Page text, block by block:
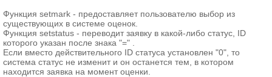
Функция setmark - предоставляет пользователю выбор из
существующих в системе оценок.
Функция setstatus - переводит заявку в какой-либо статус, ID
которого указан после знака "=" .
Если вместо действительного ID статуса установлен "0", то
система статус не изменит и он останется тем, в котором
находится заявка на момент оценки.